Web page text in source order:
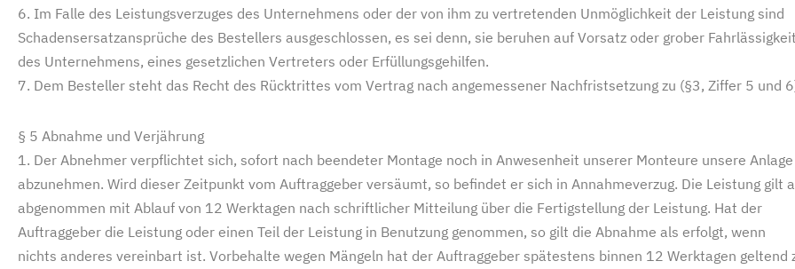
6. Im Falle des Leistungsverzuges des Unternehmens oder der von ihm zu vertretenden Unmöglichkeit der Leistung sind
Schadensersatzansprüche des Bestellers ausgeschlossen, es sei denn, sie beruhen auf Vorsatz oder grober Fahrlässigkeit
des Unternehmens, eines gesetzlichen Vertreters oder Erfüllungsgehilfen.
7. Dem Besteller steht das Recht des Rücktrittes vom Vertrag nach angemessener Nachfristsetzung zu (§3, Ziffer 5 und
§ 5 Abnahme und Verjährung
1. Der Abnehmer verpflichtet sich, sofort nach beendeter Montage noch in Anwesenheit unserer Monteure unsere Anlage
abzunehmen. Wird dieser Zeitpunkt vom Auftraggeber versäumt, so befindet er sich in Annahmeverzug. Die Leistung gilt
abgenommen mit Ablauf von 12 Werktagen nach schriftlicher Mitteilung über die Fertigstellung der Leistung. Hat der
Auftraggeber die Leistung oder einen Teil der Leistung in Benutzung genommen, so gilt die Abnahme als erfolgt, wenn
nichts anderes vereinbart ist. Vorbehalte wegen Mängeln hat der Auftraggeber spätestens binnen 12 Werktagen geltend